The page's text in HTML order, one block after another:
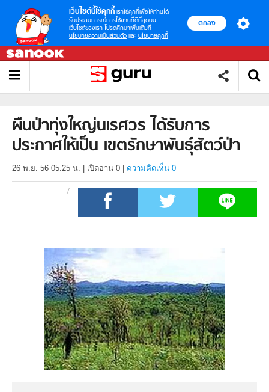
เว็บไซต์นี้ใช้คุกกี้ เราใช้คุกกี้เพื่อให้ท่านได้
รับประสบการณ์การใช้งานที่ดีที่สุดบน
เว็บไซต์ของเรา โปรดศึกษาเพิ่มเติมที่
นโยบายความเป็นส่วนตัว และ นโยบายคุกกี้
ตกลง
ผืนป่าทุ่งใหญ่นเรศวร ได้รับการ
ประกาศให้เป็น เขตรักษาพันธุ์สัตว์ป่า
26 พ.ย. 56 05.25 น. เปิดอ่าน 0 ความคิดเห็น 0